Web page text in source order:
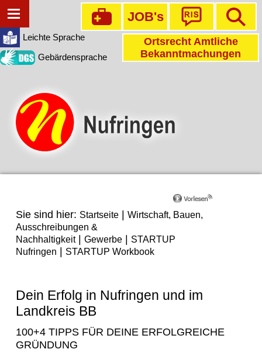
Leichte Sprache
Gebärdensprache
JOB's
Ortsrecht Amtliche
Bekanntmachungen
Sie sind hier: Startseite| Wirtschaft, Bauen,
Ausschreibungen &
Nachhaltigkeit| Gewerbe|
STARTUP
Nufringen
STARTUP Workbook
Dein Erfolg in Nufringen und im
Landkreis BB
100+4 TIPPS FÜR DEINE ERFOLGREICHE
GRÜNDUNG